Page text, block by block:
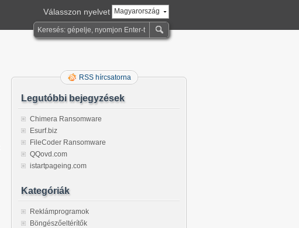
Magyarország
Válasszon nyelvet
RSS hírcsatorna
Legutóbbi bejegyzések
Chimera Ransomware
Esurf.biz
FileCoder Ransomware
QQovd.com
istartpageing.com
Kategóriák
Reklámprogramok
Böngészőeltérítők